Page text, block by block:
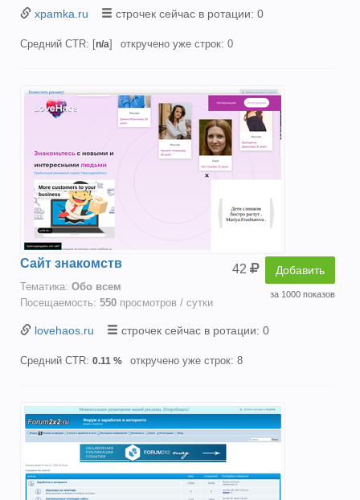
xpamka.ru строчек сейчас в ротации: 0
Средний CTR: [n/a] откручено уже строк: 0
42 Добавить
за 1000 показов
Сайт знакомств
Тематика: Oбо всем
Посещаемость: 550 просмотров / сутки
lovehaos.ru строчек сейчас в ротации: 0
Средний CTR: 0.11 % откручено уже строк: 8